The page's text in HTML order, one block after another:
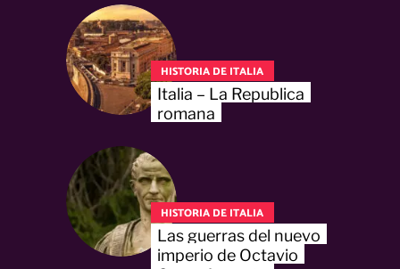
HISTORIA DE ITALIA
Italia – La Republica
romana
HISTORIA DE ITALIA
Las guerras del nuevo
imperio de Octavio